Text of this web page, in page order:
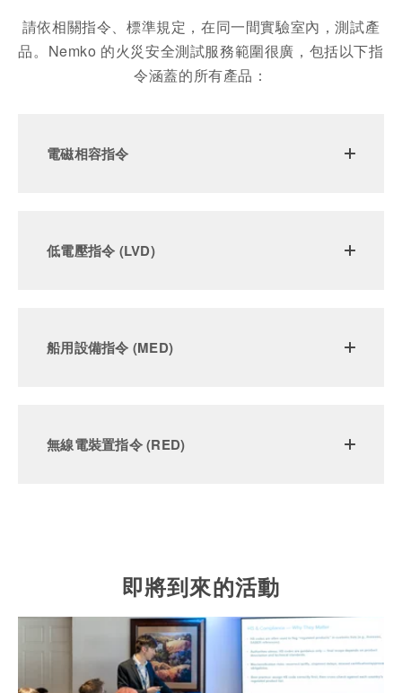
請依相關指令、標準規定，在同一間實驗室內，測試產
品。Nemko 的火災安全測試服務範圍很廣，包括以下指
令涵蓋的所有產品：
電磁相容指令
低電壓指令 (LVD)
船用設備指令 (MED)
無線電裝置指令 (RED)
即將到來的活動